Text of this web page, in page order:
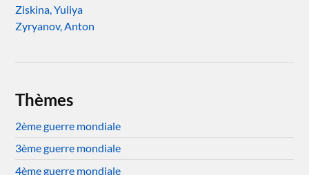
Ziskina, Yuliya
Zyryanov, Anton
Thèmes
2ème guerre mondiale
3ème guerre mondiale
4ème guerre mondiale